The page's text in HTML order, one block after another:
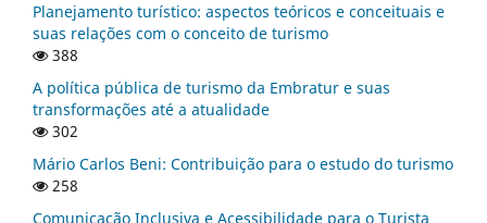
Planejamento turístico: aspectos teóricos e conceituais e
suas relações com o conceito de turismo
388
A política pública de turismo da Embratur e suas
transformações até a atualidade
302
Mário Carlos Beni: Contribuição para o estudo do turismo
258
Comunicação Inclusiva e Acessibilidade para o Turista